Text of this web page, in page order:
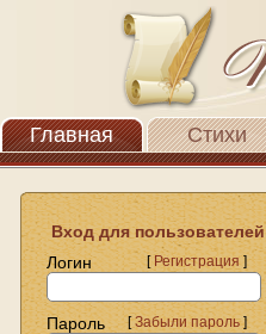
Главная Стихи
Вход для пользователей
Логин
[Регистрация]
Пароль [Забыли пароль]